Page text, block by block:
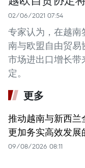
02/06/2021 07:54
专家认为，在越南
南与欧盟自由贸易
市场进出口增长
定。
更多
推动越南与新西
更加务实高效发展
09/08/2026 08:11